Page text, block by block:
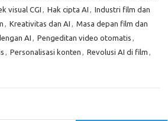
visual CGI , Hak cipta AI , Industri film dan
, Kreativitas dan AI , Masa depan film dan
AI , Pengeditan video otomatis ,
, Personalisasi konten , Revolusi AI di film ,